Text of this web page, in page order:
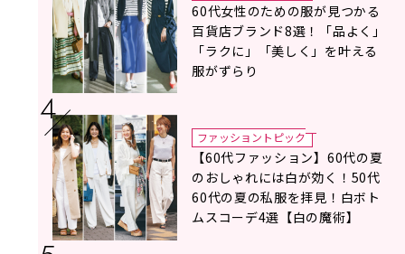
60代女性のための服が見つかる
百貨店ブランド8選！「品よく」
「ラクに」「美しく」を叶える
服がずらり
ファッショントピック
【60代ファッション】60代の夏
のおしゃれには白が効く！50代
60代の夏の私服を拝見！白ボト
ムスコーデ4選【白の魔術】